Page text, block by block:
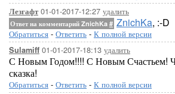
Лезгафт01-01-2017-12:27 удалить
Ответ на комментарий ZnichKa # ZnichKa, :-D
Обратиться - Ответить - К полной версии
Sulamiff 01-01-2017-18:13 удалить
С Новым Годом!!!! С Новым Счастьем!
сказка!
Обратиться - Ответить - К полной версии